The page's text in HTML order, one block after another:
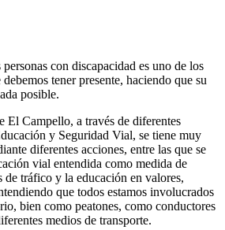
con discapacidad es uno de los
tener presente, haciendo que su
posible.
El Campello, a través de diferentes
y Seguridad Vial, se tiene muy
diferentes acciones, entre las que se
vial entendida como medida de
de tráfico y la educación en valores,
que todos estamos involucrados
bien como peatones, como conductores
medios de transporte.